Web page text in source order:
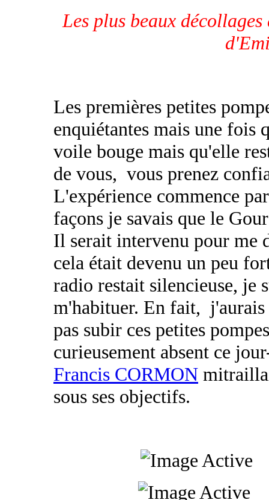
Les plus beaux
Les premières petites
enquiétantes mais une fois
voile bouge mais qu'elle
de vous, vous prenez
L'expérience commence
façons je savais que le
Il serait intervenu pour me
cela était devenu un peu
radio restait silencieuse, je
m'habituer. En fait,
pas subir ces petites
curieusement absent ce
Francis CORMON
sous ses objectifs.